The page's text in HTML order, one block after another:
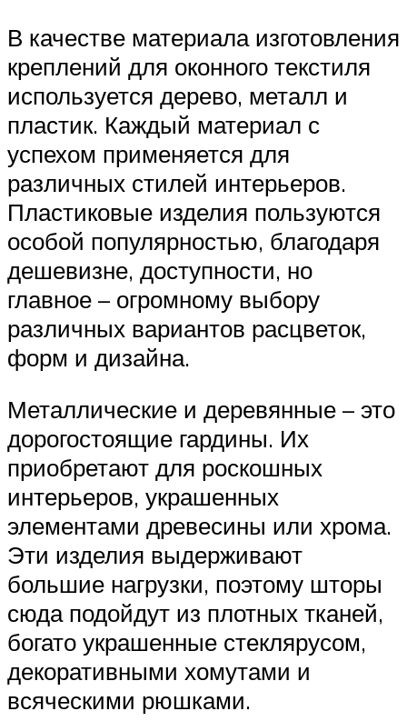
В качестве материала изготовления
креплений для оконного текстиля
используется дерево, металл и
пластик. Каждый материал с
успехом применяется для
различных стилей интерьеров.
Пластиковые изделия пользуются
особой популярностью, благодаря
дешевизне, доступности, но
главное – огромному выбору
различных вариантов расцветок,
форм и дизайна.
Металлические и деревянные – это
дорогостоящие гардины. Их
приобретают для роскошных
интерьеров, украшенных
элементами древесины или хрома.
Эти изделия выдерживают
большие нагрузки, поэтому шторы
сюда подойдут из плотных тканей,
богато украшенные стеклярусом,
декоративными хомутами и
всяческими рюшками.